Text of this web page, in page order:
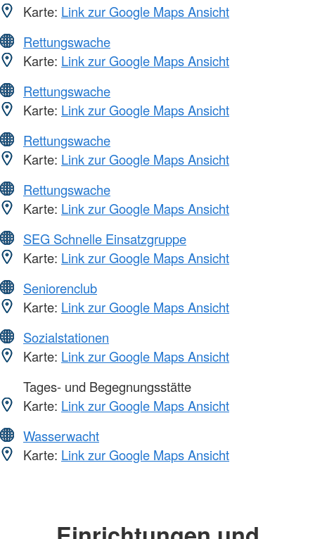
Karte: Link zur Google Maps Ansicht
Rettungswache
Karte: Link zur Google Maps Ansicht
Rettungswache
Karte: Link zur Google Maps Ansicht
Rettungswache
Karte: Link zur Google Maps Ansicht
Rettungswache
Karte: Link zur Google Maps Ansicht
SEG Schnelle Einsatzgruppe
Karte: Link zur Google Maps Ansicht
Seniorenclub
Karte: Link zur Google Maps Ansicht
Sozialstationen
Karte: Link zur Google Maps Ansicht
Tages- und Begegnungsstätte
Karte: Link zur Google Maps Ansicht
Wasserwacht
Karte: Link zur Google Maps Ansicht